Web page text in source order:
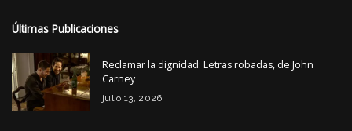
Últimas Publicaciones
Reclamar la dignidad: Letras robadas, de John
Carney
julio 13, 2026